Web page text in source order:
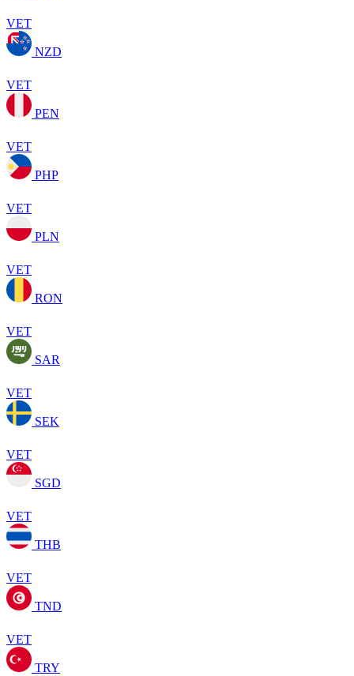
VET
NZD
VET
PEN
VET
PHP
VET
PLN
VET
RON
VET
SAR
VET
SEK
VET
SGD
VET
THB
VET
TND
VET
TRY